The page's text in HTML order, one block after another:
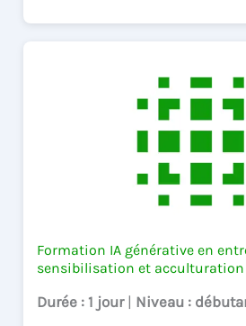
Formation IA générative en
sensibilisation et acculturation
Durée : 1 jour | Niveau :